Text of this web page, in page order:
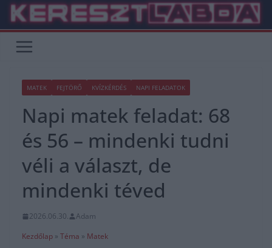
Skip
content
MATEK FEJTÖRŐ KVÍZKÉRDÉS NAPI FELADATOK
Napi matek feladat: 68
és 56 – mindenki tudni
véli a választ, de
mindenki téved
2026.06.30.
Adam
Kezdőlap » Téma » Matek